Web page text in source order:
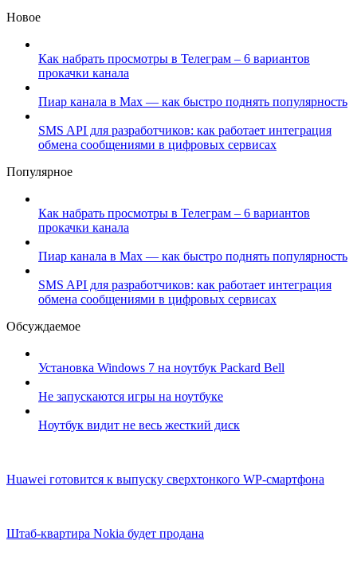
Новое
Как набрать просмотры в Телеграм – 6 вариантов
прокачки канала
Пиар канала в Max — как быстро поднять популярность
SMS API для разработчиков: как работает интеграция
обмена сообщениями в цифровых сервисах
Популярное
Как набрать просмотры в Телеграм – 6 вариантов
прокачки канала
Пиар канала в Max — как быстро поднять популярность
SMS API для разработчиков: как работает интеграция
обмена сообщениями в цифровых сервисах
Обсуждаемое
Установка Windows 7 на ноутбук Packard Bell
Не запускаются игры на ноутбуке
Ноутбук видит не весь жесткий диск
Huawei готовится к выпуску сверхтонкого WP-смартфона
Штаб-квартира Nokia будет продана